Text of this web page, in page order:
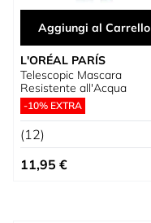
Aggiungi al Carrello
L'ORÉAL PARÍS
Telescopic Mascara
Resistente all'Acqua
-10% EXTRA
(12)
11,95 €